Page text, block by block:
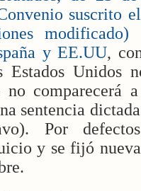
suscrito
modificado)
y EE.UU,
Estados Unidos
no comparecerá
sentencia
Por
y se fijó